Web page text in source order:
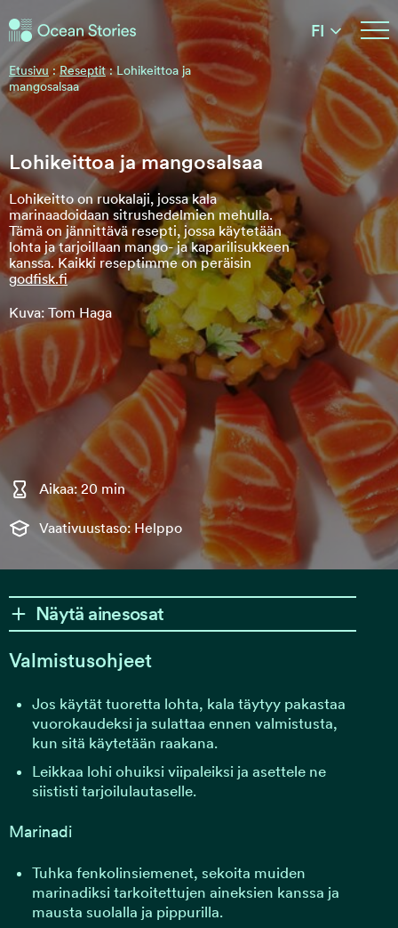
Ocean Stories
Ocean Stories
FI
Etusivu :Reseptit:Lohikeittoa ja
mangosalsaa
Lohikeittoa ja mangosalsaa
Lohikeitto on ruokalaji, jossa kala
marinaadoidaan sitrushedelmien mehulla.
Tämä on jännittävä resepti, jossa käytetään
lohta ja tarjoillaan mango- ja kaparilisukkeen
kanssa. Kaikki reseptimme on peräisin
godfisk.fi
Kuva: Tom Haga
Aikaa: 20 min
Vaativuustaso: Helppo
Näytä ainesosat
Valmistusohjeet
Jos käytät tuoretta lohta, kala täytyy pakastaa
vuorokaudeksi ja sulattaa ennen valmistusta,
kun sitä käytetään raakana.
Leikkaa lohi ohuiksi viipaleiksi ja asettele ne
siististi tarjoilulautaselle.
Marinadi
Tuhka fenkolinsiemenet, sekoita muiden
marinadiksi tarkoitettujen aineksien kanssa ja
mausta suolalla ja pippurilla.